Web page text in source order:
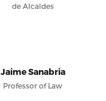
de Alcaldes
Jaime Sanabria
Professor of Law